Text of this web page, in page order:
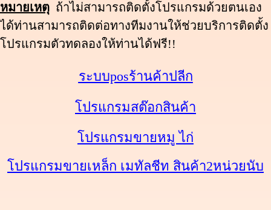
หมายเหตุ ถ้าไม่สามารถติดตั้งโปรแกรมด้วยตนเอง
ได้ท่านสามารถติดต่อทางทีมงานให้ช่วยบริการติดตั้ง
โปรแกรมตัวทดลองให้ท่านได้ฟรี!!
ระบบposร้านค้าปลีก
โปรแกรมสต๊อกสินค้า
โปรแกรมขายหมู ไก่
โปรแกรมขายเหล็ก เมทัลชีท สินค้า2หน่วยนับ